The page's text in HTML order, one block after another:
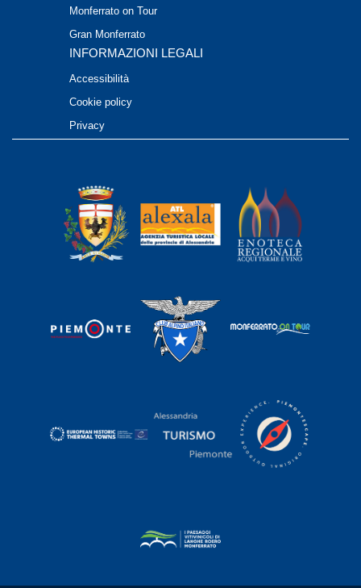
Monferrato on Tour
Gran Monferrato
INFORMAZIONI LEGALI
Accessibilità
Cookie policy
Privacy